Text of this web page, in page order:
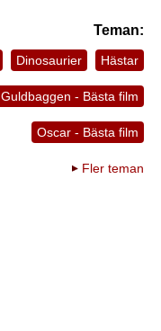
Teman:
Dinosaurier Hästar
Guldbaggen - Bästa film
Oscar - Bästa film
Fler teman